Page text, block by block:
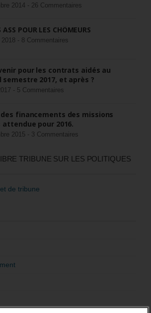
2014 - 26 Commentaires
ASS POUR LES CHÔMEURS
- 8 Commentaires
pour les contrats aidés au
semestre 2017, et après ?
- 5 Commentaires
des financements des missions
attendue pour 2016.
2015 - 3 Commentaires
TRIBUNE SUR LES POLITIQUES
de tribune